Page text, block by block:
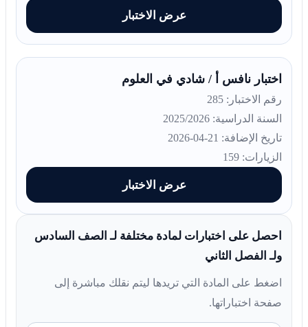
عرض الاختبار
اختبار نافس أ / شادي في العلوم
رقم الاختبار: 285
السنة الدراسية: 2025/2026
تاريخ الإضافة: 21-04-2026
الزيارات: 159
عرض الاختبار
احصل على اختبارات لمادة مختلفة لـ الصف السادس
ولـ الفصل الثاني
اضغط على المادة التي تريدها ليتم نقلك مباشرة إلى
صفحة اختباراتها.